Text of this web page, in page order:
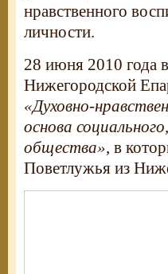
нравственного
личности.
28 июня 2010 года
Нижегородской
«Духовно-
основа
общества», в
Поветлужья из